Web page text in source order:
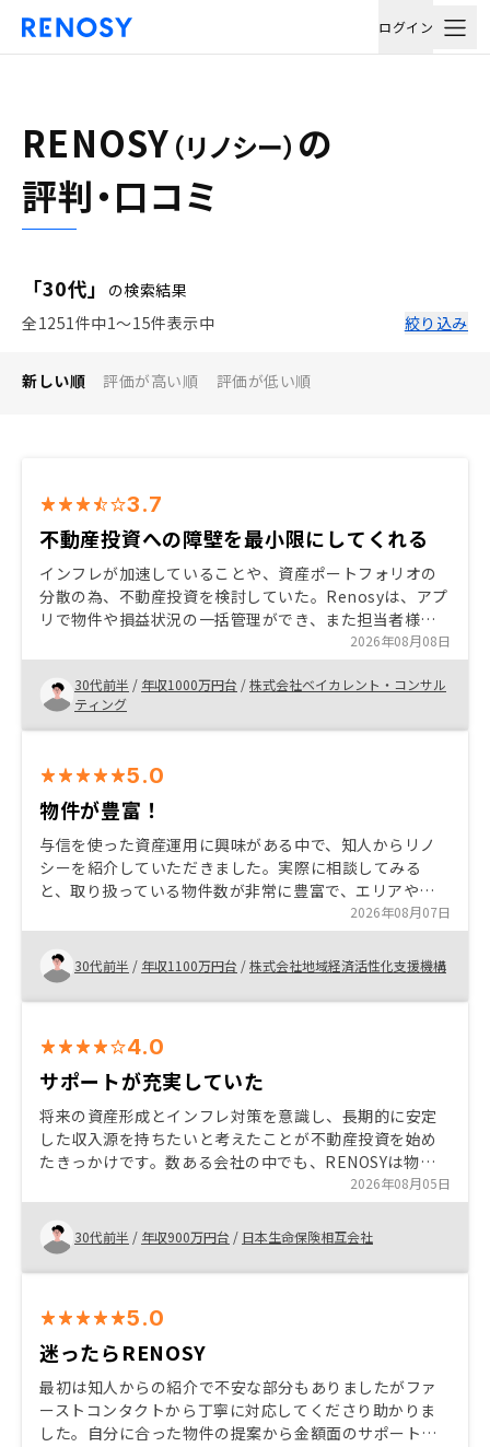
ログイン
RENOSY （リノシー） の
評判・口コミ
「30代」
の検索結果
全1251件中1〜15件表示中
絞り込み
新しい順 評価が高い順 評価が低い順
3.7
不動産投資への障壁を最小限にしてくれる
インフレが加速していることや、資産ポートフォリオの
分散の為、不動産投資を検討していた。Renosyは、アプ
リで物件や損益状況の一括管理ができ、また担当者様の
サポートも充実しており、懸念していた管理工数を最小
限で抑えられると感じた。また売却する際もRenosyネッ
トワークの中で比較的容易に進められる部分は魅力的だ
った。
2026年08月08日
30代前半 / 年収1000万円台 /株式会社ベイカレント・コンサル
ティング
5.0
物件が豊富！
与信を使った資産運用に興味がある中で、知人からリノ
シーを紹介していただきました。実際に相談してみる
と、取り扱っている物件数が非常に豊富で、エリアや価
格帯などさまざまな選択肢の中から比較・検討できた点
が特に良かったです。また、営業担当の方にも丁寧かつ
迅速にフォローしていただき、不明点や不安な部分もそ
の都度解消できたため、安心して進めることができまし
た。
2026年08月07日
30代前半 / 年収1100万円台 /株式会社地域経済活性化支援機構
4.0
サポートが充実していた
将来の資産形成とインフレ対策を意識し、長期的に安定
した収入源を持ちたいと考えたことが不動産投資を始め
たきっかけです。数ある会社の中でも、RENOSYは物件
提案から契約、管理までの流れが分かりやすく、担当者
の説明も丁寧だったため安心感がありました。また、ア
プリで資産状況を確認できる点や、初心者向けのサポー
ト体制が充実していたことも購入を決めた理由です。こ
れから検討される方には、短期的な利益だけでなく、長
いです。
2026年08月05日
30代前半 / 年収900万円台 / 日本生命保険相互会社
5.0
迷ったらRENOSY
最初は知人からの紹介で不安な部分もありましたがファ
ーストコンタクトから丁寧に対応してくださり助かりま
した。自分に合った物件の提案から金額面のサポートは